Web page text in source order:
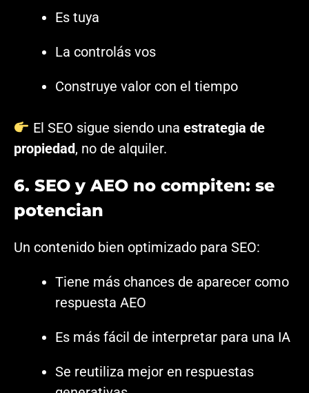
Es tuya
La controlás vos
Construye valor con el tiempo
El SEO sigue siendo una estrategia de
propiedad, no de alquiler.
6. SEO y AEO no compiten: se
potencian
Un contenido bien optimizado para SEO:
Tiene más chances de aparecer como
respuesta AEO
Es más fácil de interpretar para una IA
Se reutiliza mejor en respuestas